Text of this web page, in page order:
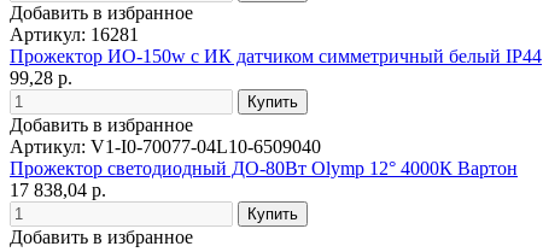
Добавить в избранное
Артикул: 16281
Прожектор ИО-150w с ИК датчиком симметричный белый IP44
99,28 р.
Добавить в избранное
Артикул: V1-I0-70077-04L10-6509040
Прожектор светодиодный ДО-80Вт Olymp 12° 4000К Вартон
17 838,04 р.
Добавить в избранное